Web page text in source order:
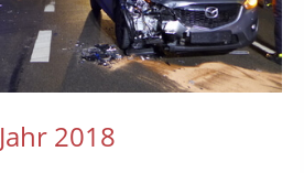
Jahr 2018